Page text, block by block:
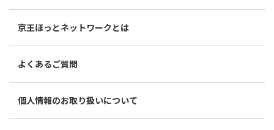
京王ほっとネットワークとは
よくあるご質問
個人情報のお取り扱いについて